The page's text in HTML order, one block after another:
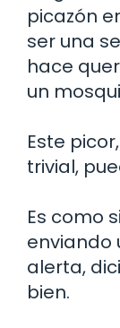
picazón
ser una
hace
un
Este
trivial,
Es como
enviando
alerta,
bien.